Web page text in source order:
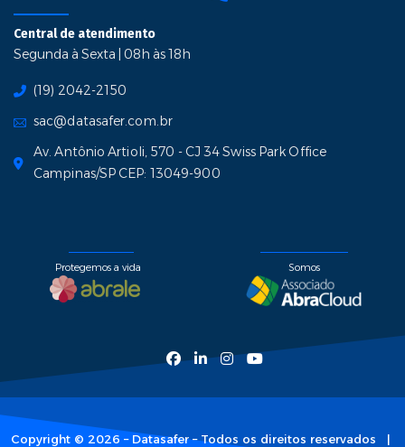
Central de atendimento
Segunda à Sexta | 08h às 18h
(19) 2042-2150
sac@datasafer.com.br
Av. Antônio Artioli, 570 - CJ 34 Swiss Park Office
Campinas/SP CEP: 13049-900
Protegemos a vida Somos
Copyright © 2026 – Datasafer – Todos os direitos reservados |